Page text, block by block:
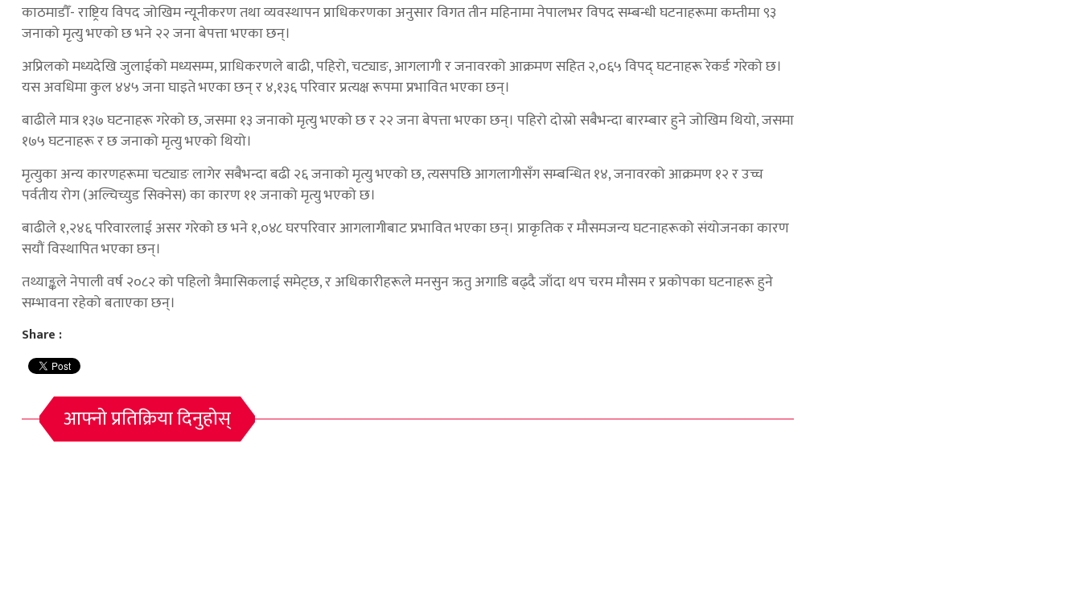
काठमाडौँ- राष्ट्रिय विपद जोखिम न्यूनीकरण तथा व्यवस्थापन प्राधिकरणका अनुसार विगत तीन महिनामा नेपालभर विपद सम्बन्धी घटनाहरूमा कम्तीमा ९३
जनाको मृत्यु भएको छ भने २२ जना बेपत्ता भएका छन्।
अप्रिलको मध्यदेखि जुलाईको मध्यसम्म, प्राधिकरणले बाढी, पहिरो, चट्याङ, आगलागी र जनावरको आक्रमण सहित २,०६५ विपद् घटनाहरू रेकर्ड गरेको छ।
यस अवधिमा कुल ४४५ जना घाइते भएका छन् र ४,१३६ परिवार प्रत्यक्ष रूपमा प्रभावित भएका छन्।
बाढीले मात्र १३७ घटनाहरू गरेको छ, जसमा १३ जनाको मृत्यु भएको छ र २२ जना बेपत्ता भएका छन्। पहिरो दोस्रो सबैभन्दा बारम्बार हुने जोखिम थियो, जसमा
१७५ घटनाहरू र छ जनाको मृत्यु भएको थियो।
मृत्युका अन्य कारणहरूमा चट्याङ लागेर सबैभन्दा बढी २६ जनाको मृत्यु भएको छ, त्यसपछि आगलागीसँग सम्बन्धित १४, जनावरको आक्रमण १२ र उच्च
पर्वतीय रोग (अल्चिच्युड सिक्नेस) का कारण ११ जनाको मृत्यु भएको छ।
बाढीले १,२४६ परिवारलाई असर गरेको छ भने १,०४८ घरपरिवार आगलागीबाट प्रभावित भएका छन्। प्राकृतिक र मौसमजन्य घटनाहरूको संयोजनका कारण
सयौं विस्थापित भएका छन्।
तथ्याङ्कले नेपाली वर्ष २०८२ को पहिलो त्रैमासिकलाई समेट्छ, र अधिकारीहरूले मनसुन ऋतु अगाडि बढ्दै जाँदा थप चरम मौसम र प्रकोपका घटनाहरू हुने
सम्भावना रहेको बताएका छन्।
Share :
आफ्नो प्रतिक्रिया दिनुहोस्